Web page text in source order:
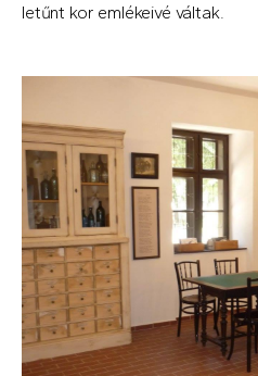
letűnt kor emlékeivé váltak.